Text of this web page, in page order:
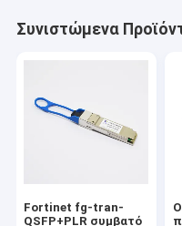
Συνιστώμενα
Fortinet fg-tran-
QSFP+PLR συμβατό